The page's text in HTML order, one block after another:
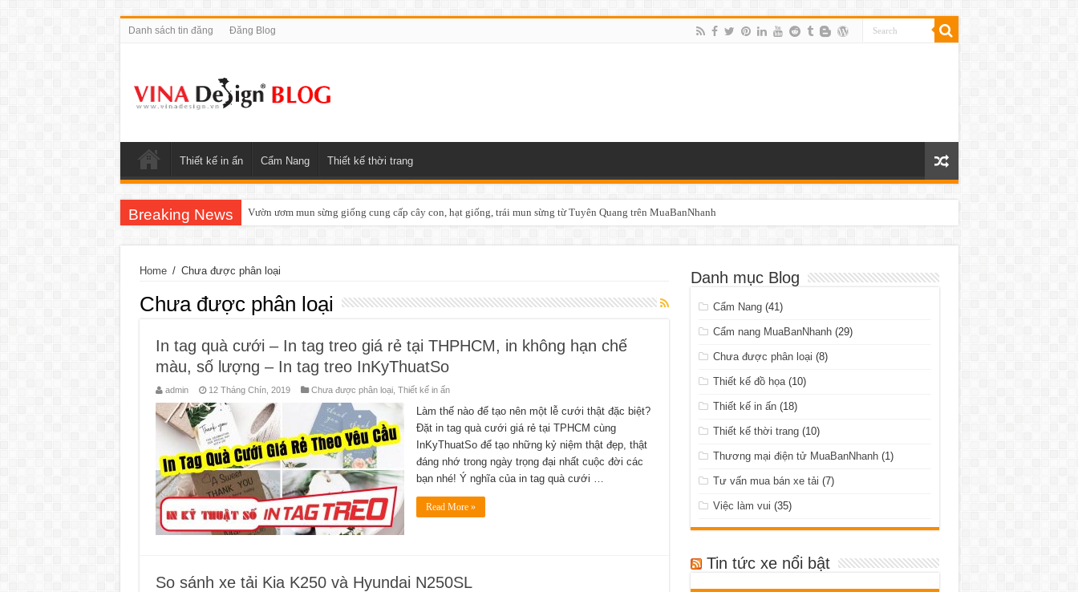
Danh sách tin đăng Đăng Blog
Thiết kế in ấn Cẩm Nang Thiết kế thời trang
Breaking News Vườn ươm mun sừng giống cung cấp cây con, hạt giống, trái mun sừng từ Tuyên Quang trên MuaBanNhanh
Home / Chưa được phân loại
Chưa được phân loại
In tag quà cưới – In tag treo giá rẻ tại THPHCM, in không hạn chế
màu, số lượng‎ – In tag treo InKyThuatSo
admin 12 Tháng Chín, 2019 Chưa được phân loại, Thiết kế in ấn
Làm thế nào để tạo nên một lễ cưới thật đặc biệt?
Đặt in tag quà cưới giá rẻ tại TPHCM cùng
InKyThuatSo để tạo những kỷ niệm thật đẹp, thật
đáng nhớ trong ngày trọng đại nhất cuộc đời các
bạn nhé! Ý nghĩa của in tag quà cưới …
Read More »
So sánh xe tải Kia K250 và Hyundai N250SL
Danh mục Blog
Cẩm Nang (41)
Cẩm nang MuaBanNhanh (29)
Chưa được phân loại (8)
Thiết kế đồ họa (10)
Thiết kế in ấn (18)
Thiết kế thời trang (10)
Thương mại điện tử MuaBanNhanh (1)
Tư vấn mua bán xe tải (7)
Việc làm vui (35)
Tin tức xe nổi bật